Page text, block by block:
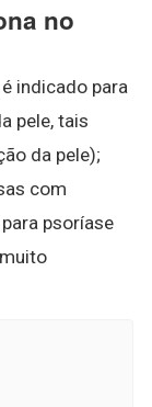
no
indicado para
pele, tais
da pele);
com
psoríase